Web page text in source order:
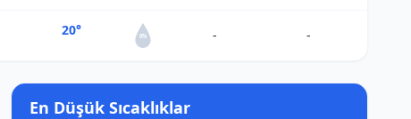
20° 0% - -
En Düşük Sıcaklıklar